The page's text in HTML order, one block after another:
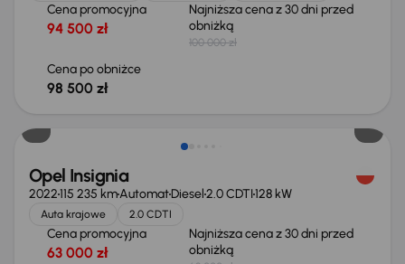
Cena promocyjna
94 500 zł
Najniższa cena z 30 dni przed
obniżką
100 000 zł
Cena po obniżce
98 500 zł
Opel Insignia
2022115 235 kmAutomatDiesel2.0 CDTI128 kW
Auta krajowe 2.0 CDTI
Cena promocyjna
63 000 zł
Najniższa cena z 30 dni przed
obniżką